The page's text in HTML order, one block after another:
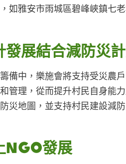
如雅安市雨城區碧峰峽鎮七
展結合減防災計
備中，樂施會將支持受災農
管理，從而提升村民自身能
災地圖，並支持村民建設減
NGO發展